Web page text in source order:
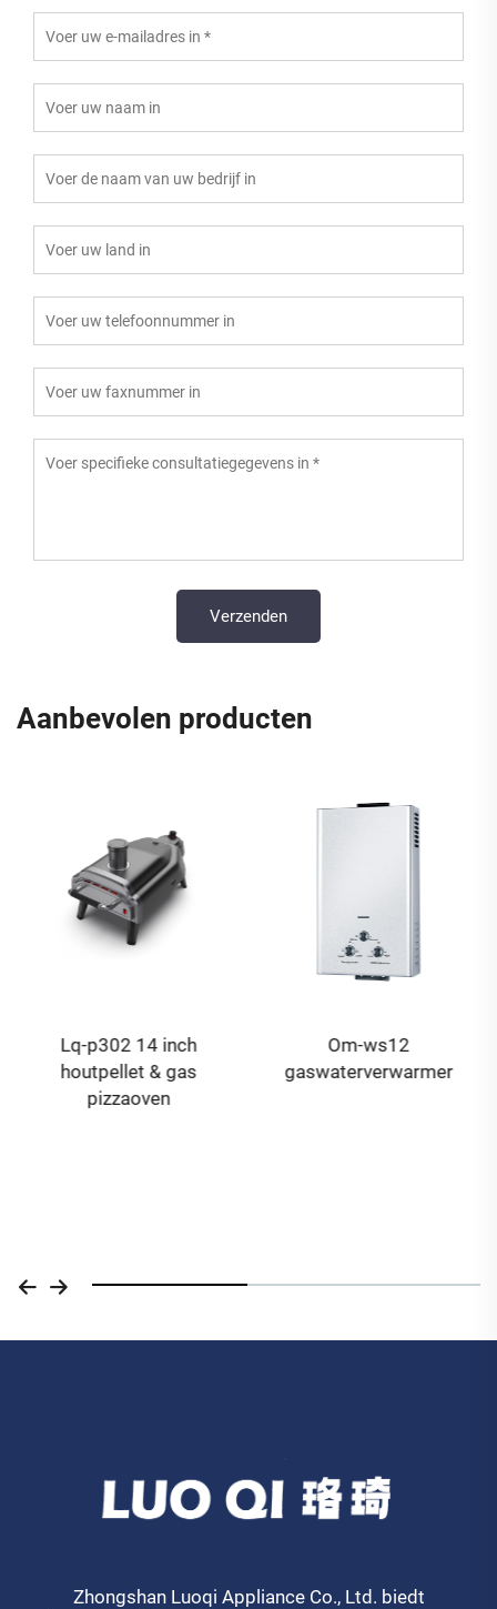
Aanbevolen producten
Lq-p302 14 inch
houtpellet & gas
pizzaoven
Om-ws12
gaswaterverwarmer
Zhongshan Luoqi Appliance Co., Ltd. biedt